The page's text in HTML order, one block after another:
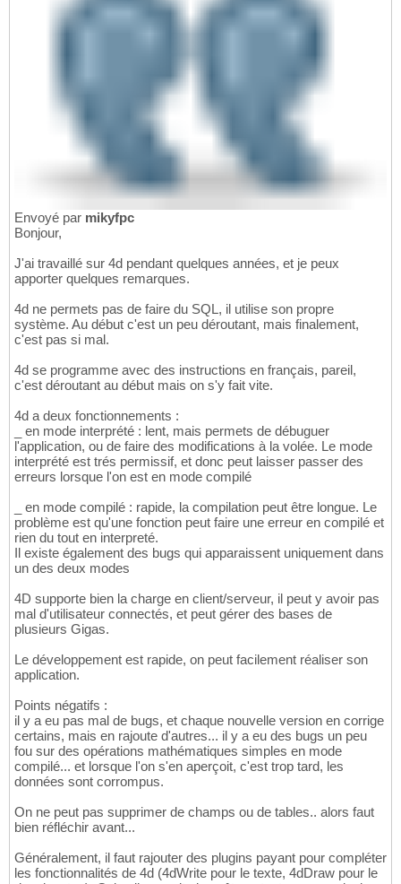
Envoyé par mikyfpc
Bonjour,
J'ai travaillé sur 4d pendant quelques années, et je peux
apporter quelques remarques.
4d ne permets pas de faire du SQL, il utilise son propre
système. Au début c'est un peu déroutant, mais finalement,
c'est pas si mal.
4d se programme avec des instructions en français, pareil,
c'est déroutant au début mais on s'y fait vite.
4d a deux fonctionnements :
_ en mode interprété : lent, mais permets de débuguer
l'application, ou de faire des modifications à la volée. Le mode
interprété est trés permissif, et donc peut laisser passer des
erreurs lorsque l'on est en mode compilé
_ en mode compilé : rapide, la compilation peut être longue. Le
problème est qu'une fonction peut faire une erreur en compilé et
rien du tout en interpreté.
Il existe également des bugs qui apparaissent uniquement dans
un des deux modes
4D supporte bien la charge en client/serveur, il peut y avoir pas
mal d'utilisateur connectés, et peut gérer des bases de
plusieurs Gigas.
Le développement est rapide, on peut facilement réaliser son
application.
Points négatifs :
il y a eu pas mal de bugs, et chaque nouvelle version en corrige
certains, mais en rajoute d'autres... il y a eu des bugs un peu
fou sur des opérations mathématiques simples en mode
compilé... et lorsque l'on s'en aperçoit, c'est trop tard, les
données sont corrompus.
On ne peut pas supprimer de champs ou de tables.. alors faut
bien réfléchir avant...
Généralement, il faut rajouter des plugins payant pour compléter
les fonctionnalités de 4d (4dWrite pour le texte, 4dDraw pour le